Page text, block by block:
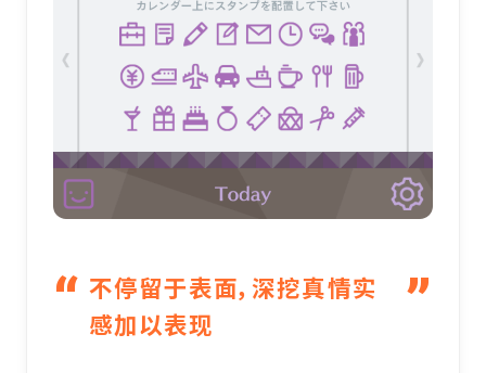
不停留于表面，深挖真情实
感加以表现